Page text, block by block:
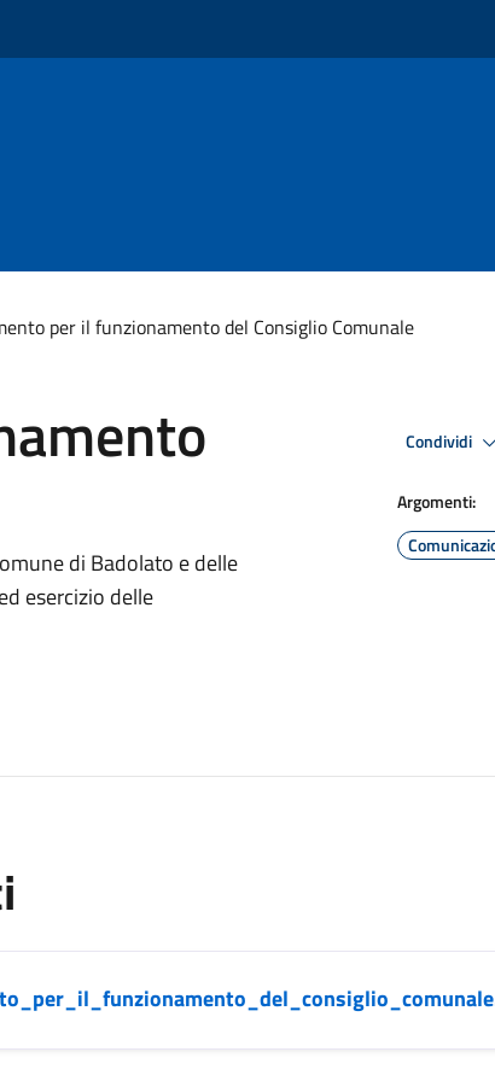
per il funzionamento del Consiglio Comunale
di Badolato e delle
esercizio delle
Condividi
Argomenti: